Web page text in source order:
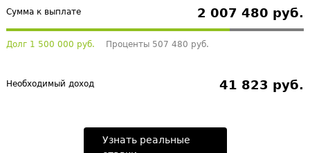
Сумма к выплате 2 007 480 руб.
Долг 1 500 000 руб. Проценты 507 480 руб.
Необходимый доход 41 823 руб.
Узнать реальные